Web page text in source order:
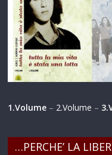
1.Volume – 2.Volume –
…PERCHE’ LA